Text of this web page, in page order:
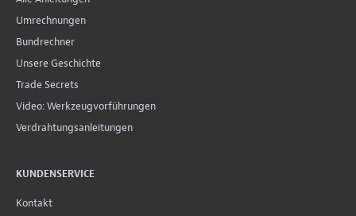
Umrechnungen
Bundrechner
Unsere Geschichte
Trade Secrets
Video: Werkzeugvorführungen
Verdrahtungsanleitungen
KUNDENSERVICE
Kontakt